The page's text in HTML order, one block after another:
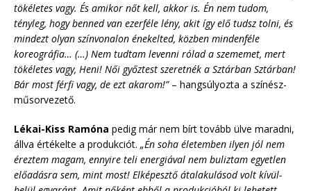
tökéletes vagy. És amikor nőt kell, akkor is. Én nem tudom,
tényleg, hogy benned van ezerféle lény, akit így elő tudsz tolni, és
mindezt olyan színvonalon énekelted, közben mindenféle
koreográfia… (…) Nem tudtam levenni rólad a szememet, mert
tökéletes vagy, Heni! Női győztest szeretnék a Sztárban Sztárban!
Bár most férfi vagy, de ezt akarom!”– hangsúlyozta a színész-
műsorvezető.
Lékai-Kiss Ramóna pedig már nem bírt tovább ülve maradni,
állva értékelte a produkciót. „Én soha életemben ilyen jól nem
éreztem magam, ennyire teli energiával nem buliztam egyetlen
előadásra sem, mint most! Elképesztő átalakulásod volt kívül-